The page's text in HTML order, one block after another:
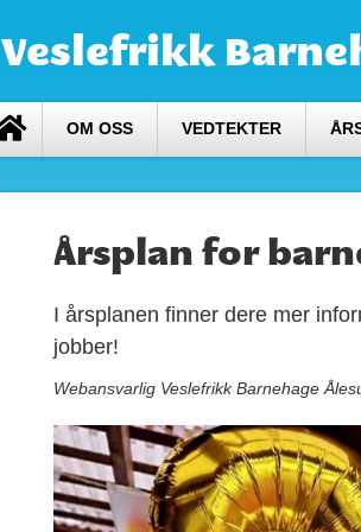
Veslefrikk
OM OSS VEDTEKTER
Årsplan for
I årsplanen finner dere mer
jobber!
Webansvarlig Veslefrikk Barnehage